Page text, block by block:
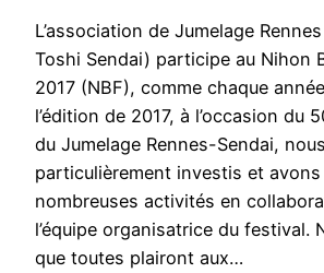
L’association de Jumelage
Toshi Sendai) participe au Nihon
2017 (NBF), comme chaque
l’édition de 2017, à l’occasion du
du Jumelage Rennes-Sendai,
particulièrement investis et
nombreuses activités en
l’équipe organisatrice du festival.
que toutes plairont aux…